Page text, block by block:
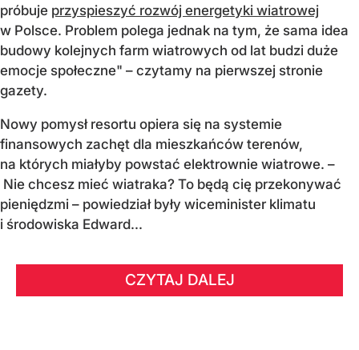
próbuje przyspieszyć rozwój energetyki wiatrowej
w Polsce. Problem polega jednak na tym, że sama idea
budowy kolejnych farm wiatrowych od lat budzi duże
emocje społeczne" – czytamy na pierwszej stronie
gazety.
Nowy pomysł resortu opiera się na systemie
finansowych zachęt dla mieszkańców terenów,
na których miałyby powstać elektrownie wiatrowe. –
Nie chcesz mieć wiatraka? To będą cię przekonywać
pieniędzmi – powiedział były wiceminister klimatu
i środowiska Edward...
CZYTAJ DALEJ